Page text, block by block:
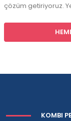
çözüm getiriyoruz.
KOMBI